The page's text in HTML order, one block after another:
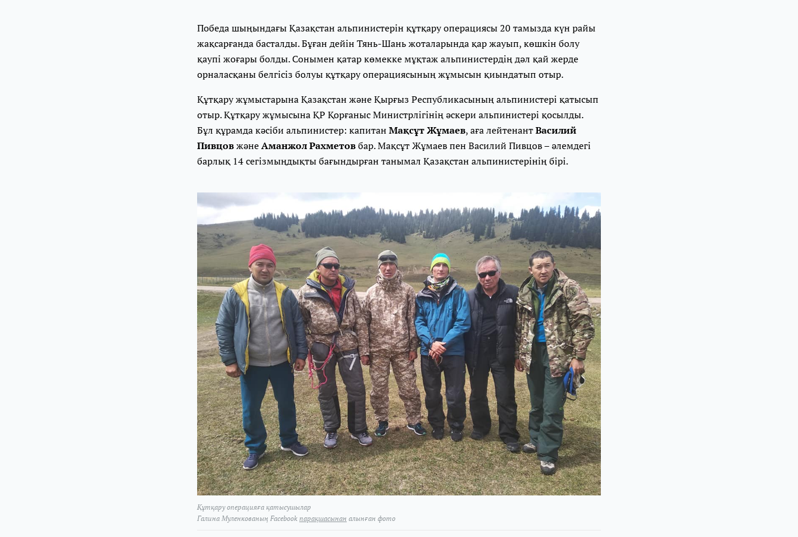
Победа шыңындағы Қазақстан альпинистерін құтқару операциясы 20 тамызда күн райы
жақсарғанда басталды. Бұған дейін Тянь-Шань жоталарында қар жауып, көшкін болу
қаупі жоғары болды. Сонымен қатар көмекке мұқтаж альпинистердің дәл қай жерде
орналасқаны белгісіз болуы құтқару операциясының жұмысын қиындатып отыр.
Құтқару жұмыстарына Қазақстан және Қырғыз Республикасының альпинистері қатысып
отыр. Құтқару жұмысына ҚР Қорғаныс Министрлігінің әскери альпинистері қосылды.
Бұл құрамда кәсіби альпинистер: капитан Мақсұт Жұмаев, аға лейтенантВасилий
ПивцовжәнеАманжол Рахметовбар. Мақсұт Жұмаев пен Василий Пивцов – әлемдегі
барлық 14 сегізмыңдықты бағындырған танымал Қазақстан альпинистерінің бірі.
Құтқару операцияға қатысушылар
Галина Муленкованың Facebook парақшасынан алынған фото